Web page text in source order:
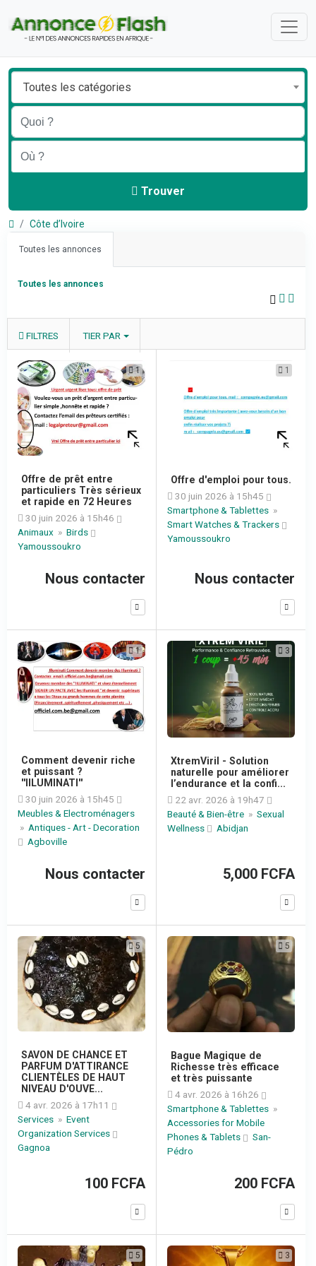
Toutes les catégories
Trouver
Côte d’Ivoire
Toutes les annonces
Toutes les annonces
FILTRES TIER PAR
1
Offre de prêt entre
particuliers Très sérieux
et rapide en 72 Heures
30 juin 2026 à 15h46
Animaux » Birds
Yamoussoukro
Nous contacter
1
Offre d'emploi pour tous.
30 juin 2026 à 15h45
Smartphone & Tablettes »
Smart Watches & Trackers
Yamoussoukro
Nous contacter
1
Comment devenir riche
et puissant ?
''IILUMINATI''
30 juin 2026 à 15h45
Meubles & Electroménagers
» Antiques - Art - Decoration
Agboville
Nous contacter
3
XtremViril - Solution
naturelle pour améliorer
l’endurance et la confi...
22 avr. 2026 à 19h47
Beauté & Bien-être » Sexual
Wellness
Abidjan
5,000 FCFA
5
SAVON DE CHANCE ET
PARFUM D'ATTIRANCE
CLIENTÈLES DE HAUT
NIVEAU D'OUVE...
4 avr. 2026 à 17h11
Services » Event
Organization Services
Gagnoa
100 FCFA
5
Bague Magique de
Richesse très efficace
et très puissante
4 avr. 2026 à 16h26
Smartphone & Tablettes »
Accessories for Mobile
Phones & Tablets
San-
Pédro
200 FCFA
5 3